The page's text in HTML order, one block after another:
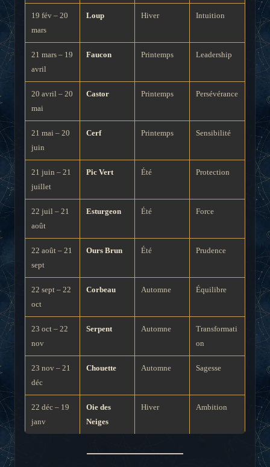
19 fév – 20
mars
Loup Hiver Intuition
21 mars – 19
avril
Faucon Printemps Leadership
20 avril – 20
mai
Castor Printemps Persévérance
21 mai – 20
juin
Cerf Printemps Sensibilité
21 juin – 21
juillet
Pic Vert Été Protection
22 juil – 21
août
Esturgeon Été Force
22 août – 21
sept
Ours Brun Été Prudence
22 sept – 22
oct
Corbeau Automne Équilibre
23 oct – 22
nov
Serpent Automne
Transformati
on
23 nov – 21
déc
Chouette Automne Sagesse
22 déc – 19
janv
Oie des
Neiges
Hiver Ambition